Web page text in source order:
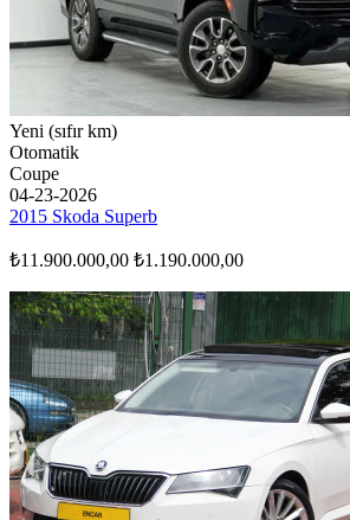
Yeni (sıfır km)
Otomatik
Coupe
04-23-2026
2015 Skoda Superb
₺11.900.000,00 ₺1.190.000,00